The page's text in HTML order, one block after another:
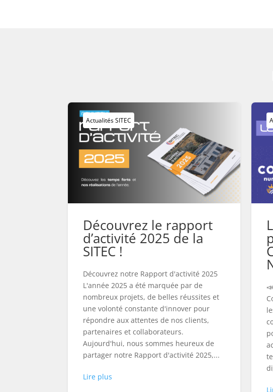
Actualités SITEC
Découvrez le rapport
d’activité 2025 de la
SITEC !
Découvrez notre Rapport d'activité 2025
L'année 2025 a été marquée par de
nombreux projets, de belles réussites et
une volonté constante d'innover pour
répondre aux attentes de nos clients,
partenaires et collaborateurs.
Aujourd'hui, nous sommes heureux de
partager notre Rapport d'activité 2025,...
Lire plus